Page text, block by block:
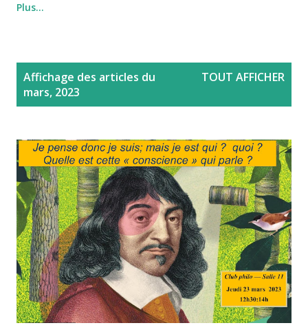
Plus…
Affichage des articles du
mars, 2023
TOUT AFFICHER